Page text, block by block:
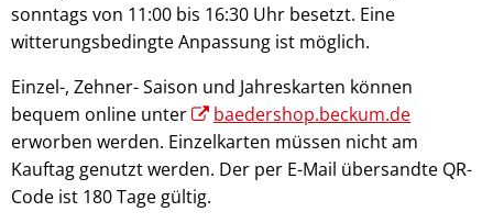
sonntags von 11:00 bis 16:30 Uhr besetzt. Eine
witterungsbedingte Anpassung ist möglich.
Einzel-, Zehner- Saison und Jahreskarten können
bequem online unter
baedershop.beckum.de
erworben werden. Einzelkarten müssen nicht am
Kauftag genutzt werden. Der per E-Mail übersandte QR-
Code ist 180 Tage gültig.